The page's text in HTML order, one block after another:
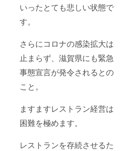
いったとても悲しい状態で
す。
さらにコロナの感染拡大は
止まらず、滋賀県にも緊急
事態宣言が発令されるとの
こと。
ますますレストラン経営は
困難を極めます。
レストランを存続させるた